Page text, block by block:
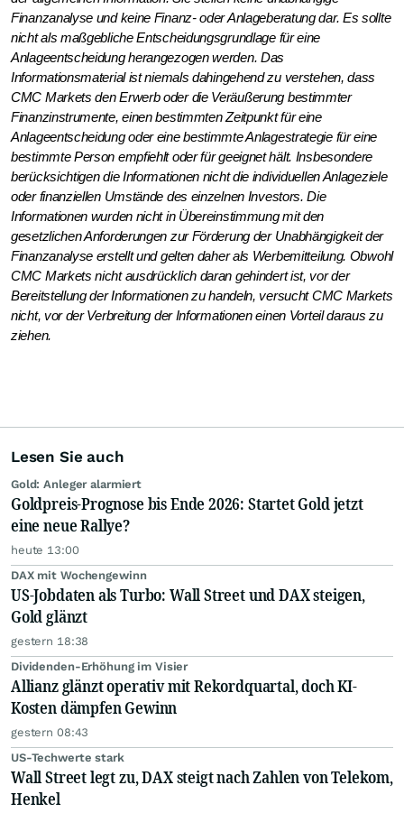
Finanzanalyse und keine Finanz- oder Anlageberatung dar. Es sollte
nicht als maßgebliche Entscheidungsgrundlage für eine
Anlageentscheidung herangezogen werden. Das
Informationsmaterial ist niemals dahingehend zu verstehen, dass
CMC Markets den Erwerb oder die Veräußerung bestimmter
Finanzinstrumente, einen bestimmten Zeitpunkt für eine
Anlageentscheidung oder eine bestimmte Anlagestrategie für eine
bestimmte Person empfiehlt oder für geeignet hält. Insbesondere
berücksichtigen die Informationen nicht die individuellen Anlageziele
oder finanziellen Umstände des einzelnen Investors. Die
Informationen wurden nicht in Übereinstimmung mit den
gesetzlichen Anforderungen zur Förderung der Unabhängigkeit der
Finanzanalyse erstellt und gelten daher als Werbemitteilung. Obwohl
CMC Markets nicht ausdrücklich daran gehindert ist, vor der
Bereitstellung der Informationen zu handeln, versucht CMC Markets
nicht, vor der Verbreitung der Informationen einen Vorteil daraus zu
ziehen.
Lesen Sie auch
Gold: Anleger alarmiert
Goldpreis-Prognose bis Ende 2026: Startet Gold jetzt
eine neue Rallye?
heute 13:00
DAX mit Wochengewinn
US-Jobdaten als Turbo: Wall Street und DAX steigen,
Gold glänzt
gestern 18:38
Dividenden-Erhöhung im Visier
Allianz glänzt operativ mit Rekordquartal, doch KI-
Kosten dämpfen Gewinn
gestern 08:43
US-Techwerte stark
Wall Street legt zu, DAX steigt nach Zahlen von Telekom,
Henkel